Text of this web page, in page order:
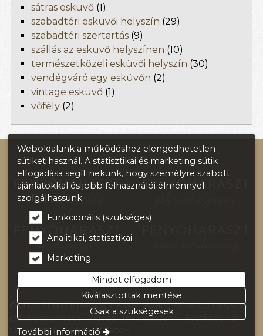
sátras esküvő (1)
szabadtéri esküvői helyszín (29)
szabadtéri szertartás (9)
szállás az esküvő helyszínen (10)
természetközeli esküvői helyszín (30)
vendégváró egy esküvőn (2)
vintage esküvő (1)
vőfély (2)
További oldalaink:
© 2026 FENYŐHARASZT Kastélyszálló - Esküvő helyszín,
esküvőszervezés
Videós Impresszum
Adatkezelési
tájékoztató
Süti beállítások
Weboldalunk a működéshez elengedhetetlen
sütiket használ. A statisztikai és marketing sütik
elfogadása segít nekünk, hogy személyre szabott
ajánlatokkal és jobb felhasználói élménnyel
szolgálhassunk.
Funkcionális (szükséges)
Analitikai, statisztikai
Marketing
Mindet elfogadom
Kiválasztottak mentése
Csak a szükségesek
További információ